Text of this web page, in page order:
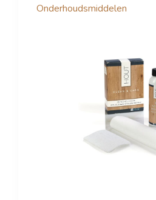
Onderhoudsmiddelen